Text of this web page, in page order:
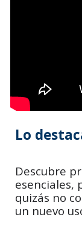
Lo
Descubre
esenciales,
quizás no
un nuevo